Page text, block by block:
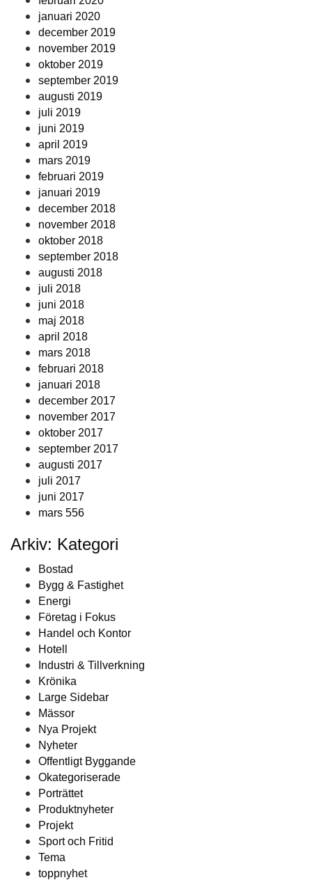
januari 2020
december 2019
november 2019
oktober 2019
september 2019
augusti 2019
juli 2019
juni 2019
april 2019
mars 2019
februari 2019
januari 2019
december 2018
november 2018
oktober 2018
september 2018
augusti 2018
juli 2018
juni 2018
maj 2018
april 2018
mars 2018
februari 2018
januari 2018
december 2017
november 2017
oktober 2017
september 2017
augusti 2017
juli 2017
juni 2017
mars 556
Arkiv: Kategori
Bostad
Bygg & Fastighet
Energi
Företag i Fokus
Handel och Kontor
Hotell
Industri & Tillverkning
Krönika
Large Sidebar
Mässor
Nya Projekt
Nyheter
Offentligt Byggande
Okategoriserade
Porträttet
Produktnyheter
Projekt
Sport och Fritid
Tema
toppnyhet